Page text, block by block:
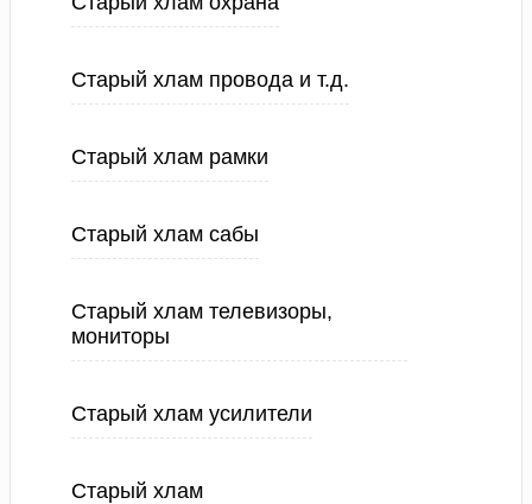
Старый хлам провода и т.д.
Старый хлам рамки
Старый хлам сабы
Старый хлам телевизоры,
мониторы
Старый хлам усилители
Старый хлам